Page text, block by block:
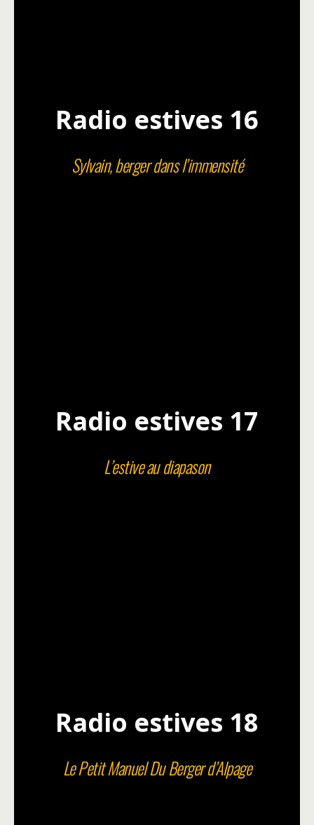
Radio estives 16
Sylvain, berger dans l’immensité
Radio estives 17
L’estive au diapason
Radio estives 18
Le Petit Manuel Du Berger d’Alpage